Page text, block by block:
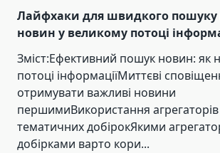
Лайфхаки для швидкого
новин у великому потоці
Зміст:Ефективний пошук новин: як
потоці інформаціїМиттєві
отримувати важливі новини
першимиВикористання агрегаторів
тематичних добірокЯкими
добірками варто кори...